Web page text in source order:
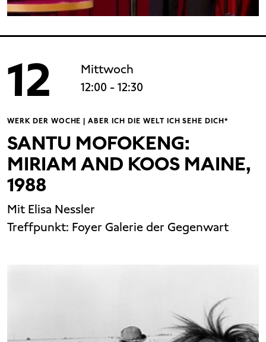
12
Mittwoch
12:00 - 12:30
WERK DER WOCHE | ABER ICH DIE WELT ICH SEHE DICH*
SANTU MOFOKENG:
MIRIAM AND KOOS MAINE,
1988
Mit Elisa Nessler
Treffpunkt: Foyer Galerie der Gegenwart